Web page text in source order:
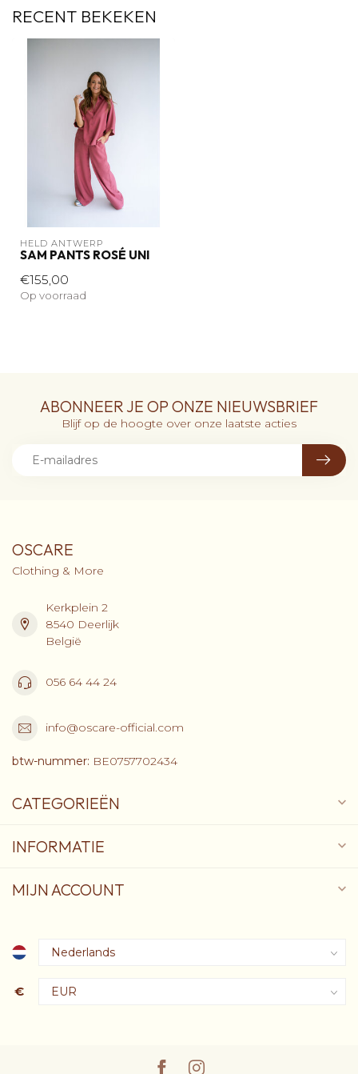
RECENT BEKEKEN
HELD ANTWERP
SAM PANTS ROSÉ UNI
€155,00
Op voorraad
ABONNEER JE OP ONZE NIEUWSBRIEF
Blijf op de hoogte over onze laatste acties
OSCARE
Clothing & More
Kerkplein 2
8540 Deerlijk
België
056 64 44 24
info@oscare-official.com
btw-nummer: BE0757702434
CATEGORIEËN
INFORMATIE
MIJN ACCOUNT
€